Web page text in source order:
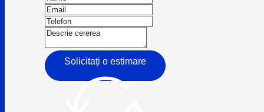
Solicitați o estimare